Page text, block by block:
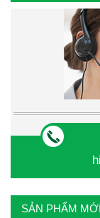
SẢN PHẨM MỚI